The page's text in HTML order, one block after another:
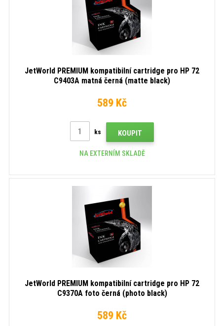
JetWorld PREMIUM kompatibilní cartridge pro HP 72
C9403A matná černá (matte black)
589 Kč
ks KOUPIT
NA EXTERNÍM SKLADĚ
JetWorld PREMIUM kompatibilní cartridge pro HP 72
C9370A foto černá (photo black)
589 Kč